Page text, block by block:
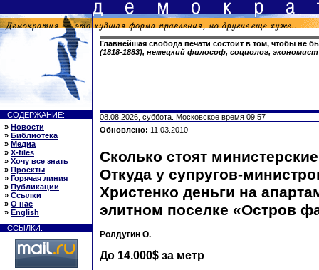
Главнейшая свобода печати состоит в том, чтобы не
(1818-1883), немецкий философ, социолог, экономист
СОДЕРЖАНИЕ:
» Новости
» Библиотека
» Медиа
» X-files
» Хочу все знать
» Проекты
» Горячая линия
» Публикации
» Ссылки
» О нас
» English
ССЫЛКИ:
08.08.2026, суббота. Московское время 09:57
Обновлено: 11.03.2010
Сколько стоят
Откуда у супругов-
Христенко деньги на
элитном поселке «Остров
Ролдугин О.
До 14.000$ за метр